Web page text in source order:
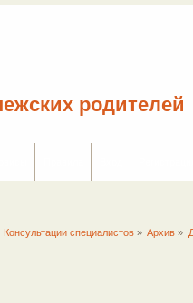
Консультации специалистов » Архив »